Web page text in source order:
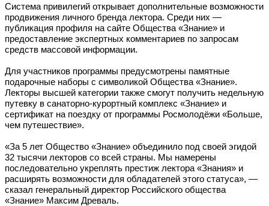
Система привилегий открывает дополнительные возможности
продвижения личного бренда лектора. Среди них —
публикация профиля на сайте Общества «Знание» и
предоставление экспертных комментариев по запросам
средств массовой информации.
Для участников программы предусмотрены памятные
подарочные наборы с символикой Общества «Знание».
Лекторы высшей категории также смогут получить недельную
путевку в санаторно-курортный комплекс «Знание» и
сертификат на поездку от программы Росмолодёжи «Больше,
чем путешествие».
«За 5 лет Общество «Знание» объединило под своей эгидой
32 тысячи лекторов со всей страны. Мы намерены
последовательно укреплять престиж лектора «Знания» и
расширять возможности для обладателей этого статуса», —
сказал генеральный директор Российского общества
«Знание» Максим Древаль.